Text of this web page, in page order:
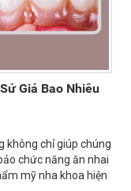
Giá Bao Nhiêu
không chỉ giúp chúng
chức năng ăn nhai
mỹ nha khoa hiện